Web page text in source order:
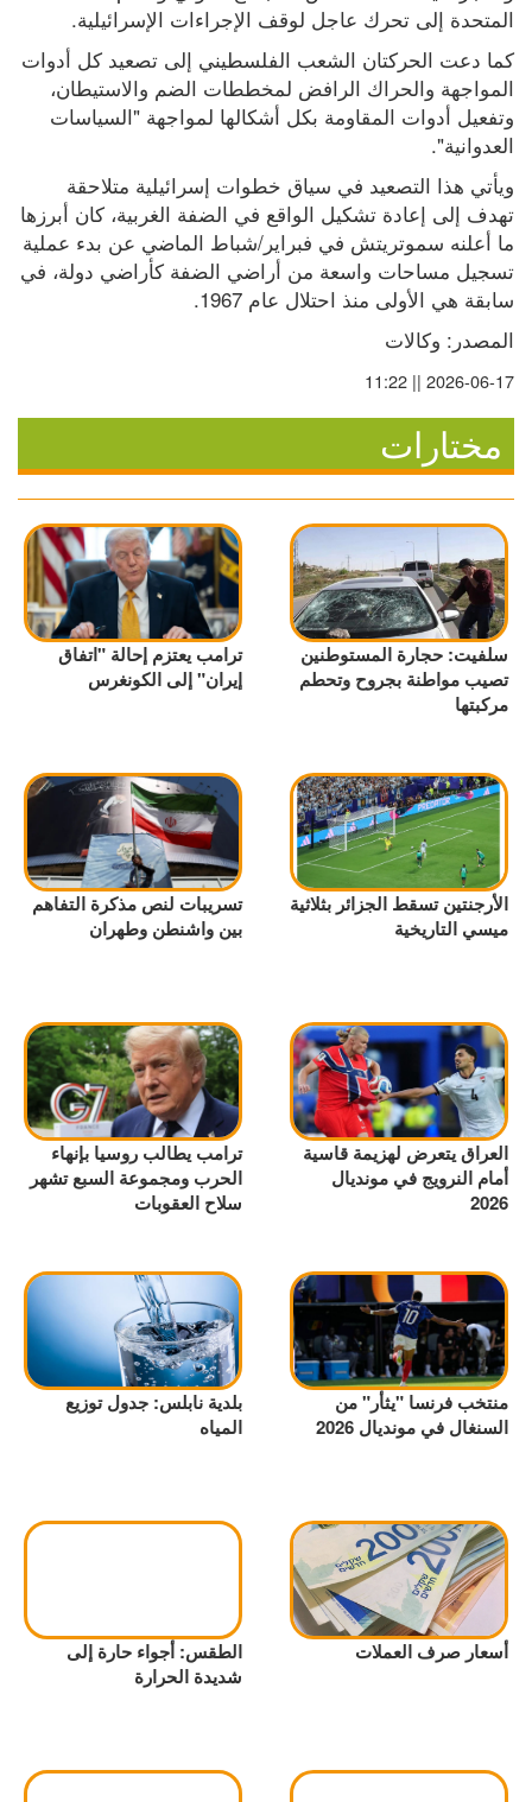
المتحدة إلى تحرك عاجل لوقف الإجراءات الإسرائيلية.
العدوانية".
سابقة هي الأولى منذ احتلال عام 1967.
المصدر: وكالات
2026-06-17 || 11:22
مختارات
سلفيت: حجارة المستوطنين
تصيب مواطنة بجروح وتحطم
مركبتها
ترامب يعتزم إحالة "اتفاق
إيران" إلى الكونغرس
الأرجنتين تسقط الجزائر بثلاثية
ميسي التاريخية
تسريبات لنص مذكرة التفاهم
بين واشنطن وطهران
العراق يتعرض لهزيمة قاسية
أمام النرويج في مونديال
2026
ترامب يطالب روسيا بإنهاء
الحرب ومجموعة السبع تشهر
سلاح العقوبات
منتخب فرنسا "يثأر" من
السنغال في مونديال 2026
بلدية نابلس: جدول توزيع
المياه
أسعار صرف العملات
الطقس: أجواء حارة إلى
شديدة الحرارة